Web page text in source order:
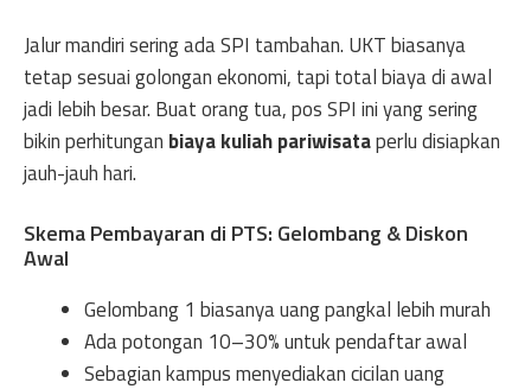
Jalur mandiri sering ada SPI tambahan. UKT biasanya
tetap sesuai golongan ekonomi, tapi total biaya di awal
jadi lebih besar. Buat orang tua, pos SPI ini yang sering
bikin perhitungan biaya kuliah pariwisataperlu disiapkan
jauh-jauh hari.
Skema Pembayaran di PTS: Gelombang & Diskon
Awal
Gelombang 1 biasanya uang pangkal lebih murah
Ada potongan 10–30% untuk pendaftar awal
Sebagian kampus menyediakan cicilan uang